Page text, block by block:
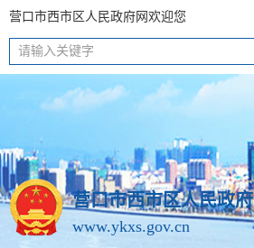
营口市西市区人民政府网欢迎您
请输入关键字
营口市西市区人民政府
www.ykxs.gov.cn